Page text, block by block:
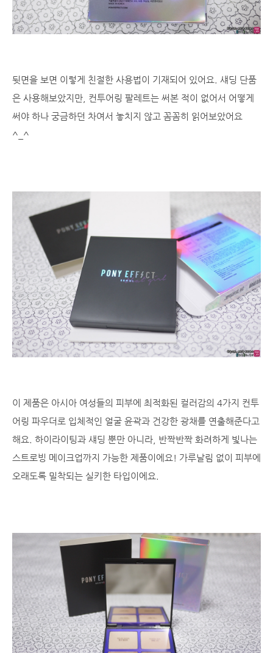
뒷면을 보면 이렇게 친절한 사용법이 기재되어 있어요. 섀딩 단품
은 사용해보았지만, 컨투어링 팔레트는 써본 적이 없어서 어떻게
써야 하나 궁금하던 차여서 놓치지 않고 꼼꼼히 읽어보았어요
^_^
이 제품은 아시아 여성들의 피부에 최적화된 컬러감의 4가지 컨투
어링 파우더로 입체적인 얼굴 윤곽과 건강한 광채를 연출해준다고
해요. 하이라이팅과 섀딩 뿐만 아니라, 반짝반짝 화려하게 빛나는
스트로빙 메이크업까지 가능한 제품이에요! 가루날림 없이 피부에
오래도록 밀착되는 실키한 타입이에요.